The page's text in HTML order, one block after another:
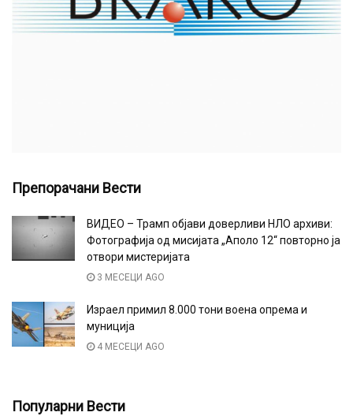
Препорачани Вести
ВИДЕО – Трамп објави доверливи НЛО архиви:
Фотографија од мисијата „Аполо 12“ повторно ја
отвори мистеријата
3 МЕСЕЦИ AGO
Израел примил 8.000 тони воена опрема и
муниција
4 МЕСЕЦИ AGO
Популарни Вести